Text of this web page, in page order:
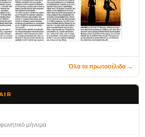
Όλα τα πρωτοσέλιδα →
φωνητικό μήνυμα